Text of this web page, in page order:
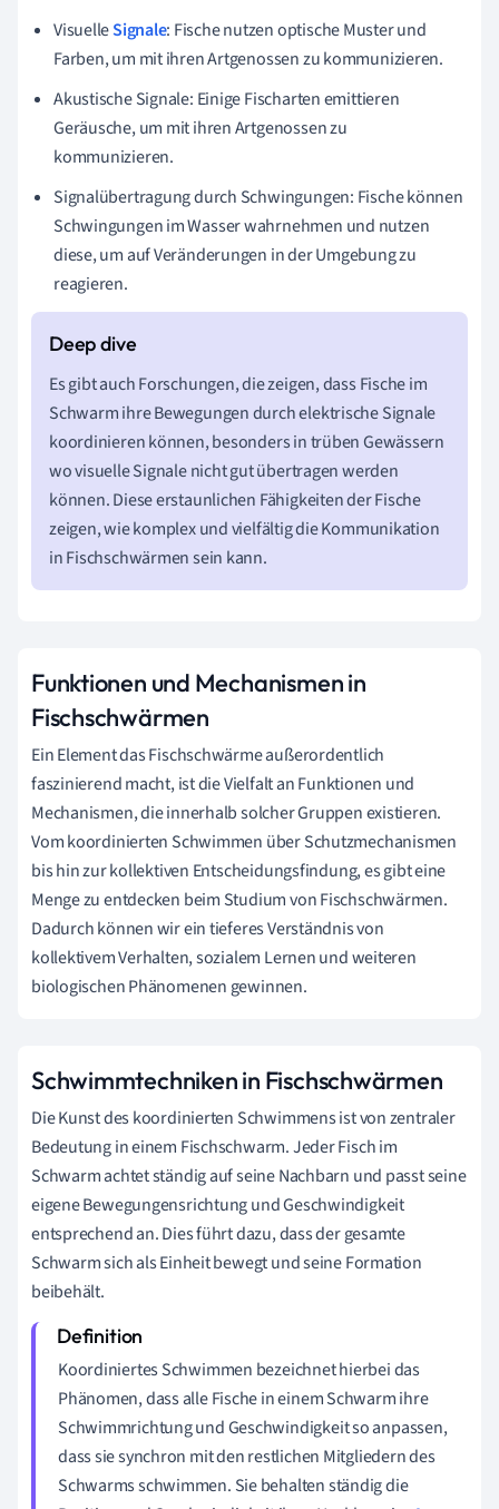
VisuelleSignale: Fische nutzen optische Muster und
Farben, um mit ihren Artgenossen zu kommunizieren.
Akustische Signale: Einige Fischarten emittieren
Geräusche, um mit ihren Artgenossen zu
kommunizieren.
Signalübertragung durch Schwingungen: Fische können
Schwingungen im Wasser wahrnehmen und nutzen
diese, um auf Veränderungen in der Umgebung zu
reagieren.
Es gibt auch Forschungen, die zeigen, dass Fische im
Schwarm ihre Bewegungen durch elektrische Signale
koordinieren können, besonders in trüben Gewässern
wo visuelle Signale nicht gut übertragen werden
können. Diese erstaunlichen Fähigkeiten der Fische
zeigen, wie komplex und vielfältig die Kommunikation
in Fischschwärmen sein kann.
Funktionen und Mechanismen in
Fischschwärmen
Ein Element das Fischschwärme außerordentlich
faszinierend macht, ist die Vielfalt an Funktionen und
Mechanismen, die innerhalb solcher Gruppen existieren.
Vom koordinierten Schwimmen über Schutzmechanismen
bis hin zur kollektiven Entscheidungsfindung, es gibt eine
Menge zu entdecken beim Studium von Fischschwärmen.
Dadurch können wir ein tieferes Verständnis von
kollektivem Verhalten, sozialem Lernen und weiteren
biologischen Phänomenen gewinnen.
Schwimmtechniken in Fischschwärmen
Die Kunst des koordinierten Schwimmens ist von zentraler
Bedeutung in einem Fischschwarm. Jeder Fisch im
Schwarm achtet ständig auf seine Nachbarn und passt seine
eigene Bewegungensrichtung und Geschwindigkeit
entsprechend an. Dies führt dazu, dass der gesamte
Schwarm sich als Einheit bewegt und seine Formation
beibehält.
Koordiniertes Schwimmen bezeichnet hierbei das
Phänomen, dass alle Fische in einem Schwarm ihre
Schwimmrichtung und Geschwindigkeit so anpassen,
dass sie synchron mit den restlichen Mitgliedern des
Schwarms schwimmen. Sie behalten ständig die